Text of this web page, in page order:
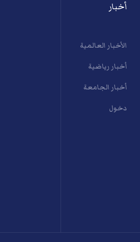
أخبار
الأخبار العالمية
أخبار رياضية
أخبار الجامعة
دخول